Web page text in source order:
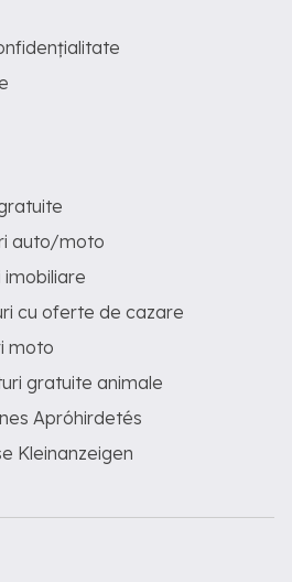
auto/moto
imobiliare
cu oferte de cazare
moto
gratuite animale
Apróhirdetés
Kleinanzeigen